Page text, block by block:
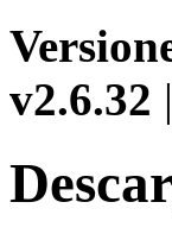
v2.6.32